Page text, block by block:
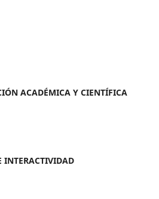
ACADÉMICA Y CIENTÍFICA
INTERACTIVIDAD